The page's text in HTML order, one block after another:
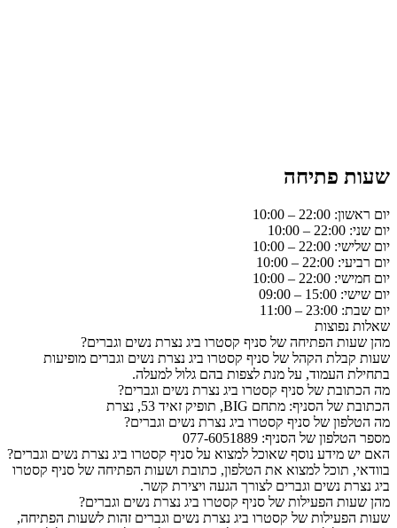
שעות פתיחה
יום ראשון: 22:00 – 10:00
יום שני: 22:00 – 10:00
יום שלישי: 22:00 – 10:00
יום רביעי: 22:00 – 10:00
יום חמישי: 22:00 – 10:00
יום שישי: 15:00 – 09:00
יום שבת: 23:00 – 11:00
שאלות נפוצות
מהן שעות הפתיחה של סניף קסטרו ביג נצרת נשים וגברים?
שעות קבלת הקהל של סניף קסטרו ביג נצרת נשים וגברים מופיעות
בתחילת העמוד, על מנת לצפות בהם גלול למעלה.
מה הכתובת של סניף קסטרו ביג נצרת נשים וגברים?
הכתובת של הסניף: מתחם BIG, תופיק זאיד 53, נצרת
מה הטלפון של סניף קסטרו ביג נצרת נשים וגברים?
מספר הטלפון של הסניף: 077-6051889
האם יש מידע נוסף שאוכל למצוא על סניף קסטרו ביג נצרת נשים וגברים?
בוודאי, תוכל למצוא את הטלפון, כתובת ושעות הפתיחה של סניף קסטרו
ביג נצרת נשים וגברים לצורך הגעה ויצירת קשר.
מהן שעות הפעילות של סניף קסטרו ביג נצרת נשים וגברים?
שעות הפעילות של קסטרו ביג נצרת נשים וגברים זהות לשעות הפתיחה,